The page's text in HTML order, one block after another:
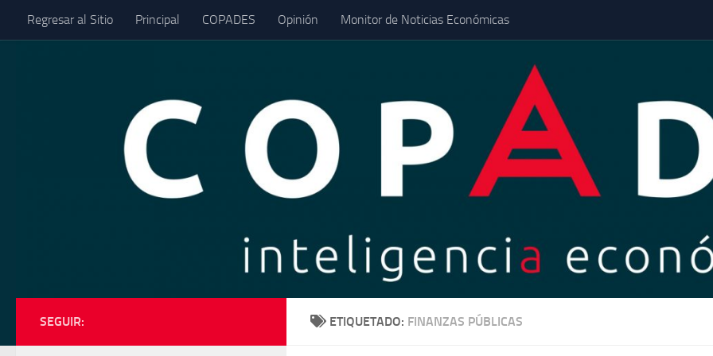
Saltar al contenido
Regresar al Sitio Principal COPADES Opinión Monitor de Noticias Económicas
ETIQUETADO: FINANZAS PÚBLICAS
SEGUIR: